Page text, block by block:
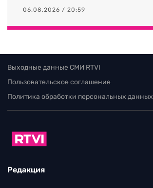
06.08.2026 / 20:59
Выходные данные СМИ RTVI
Пользовательское соглашение
Политика обработки персональных данных
Редакция